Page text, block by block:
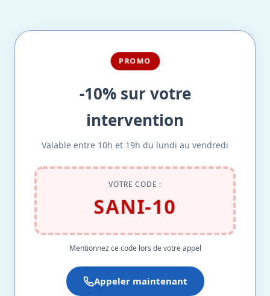
PROMO
-10% sur votre
intervention
Valable entre 10h et 19h du lundi au vendredi
VOTRE CODE :
SANI-10
Mentionnez ce code lors de votre appel
Appeler maintenant